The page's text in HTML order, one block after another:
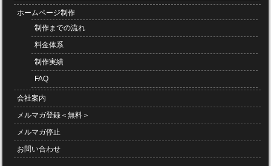
ホームページ制作
制作までの流れ
料金体系
制作実績
FAQ
会社案内
メルマガ登録＜無料＞
メルマガ停止
お問い合わせ